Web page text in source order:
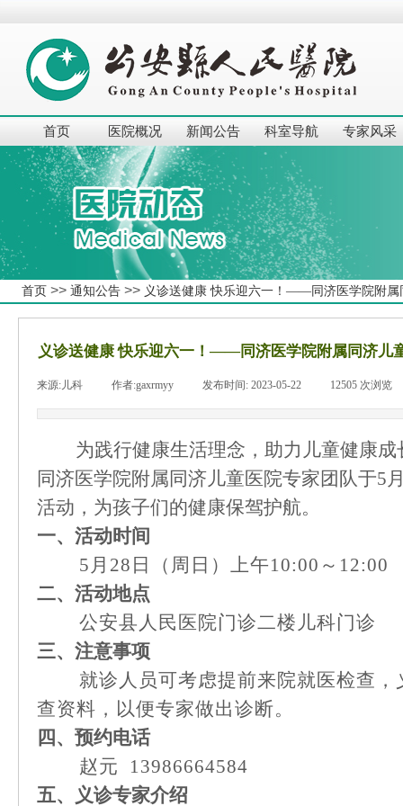
首页 医院概况 新闻公告 科室导航 专家风采
首页 >> 通知公告 >> 义诊送健康 快乐迎六一！——同济医学院附属
义诊送健康 快乐迎六一！——同济医学院附属同济儿
来源:儿科 作者:gaxrmyy 发布时间: 2023-05-22 12505 次浏览
为践行健康生活理念，助力儿童健康成
同济医学院附属同济儿童医院专家团队于5
活动，为孩子们的健康保驾护航。
一、活动时间
5月28 日（周 日 ）上午10:00～12:00
二、活动地点
公安县人民医院门诊二楼 儿科门诊
三、注意事项
就诊人员可考虑提前来院就医检查
查资料，以便专家做出诊断。
四 、 预约电话
赵元 13986664584
五、义诊专家介绍